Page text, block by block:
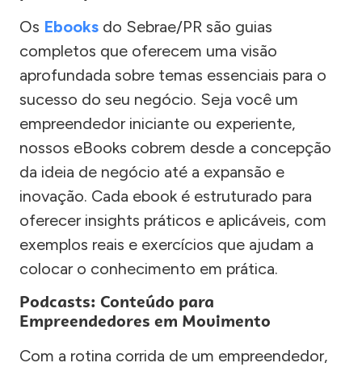
Os Ebooks do Sebrae/PR são guias
completos que oferecem uma visão
aprofundada sobre temas essenciais para o
sucesso do seu negócio. Seja você um
empreendedor iniciante ou experiente,
nossos eBooks cobrem desde a concepção
da ideia de negócio até a expansão e
inovação. Cada ebook é estruturado para
oferecer insights práticos e aplicáveis, com
exemplos reais e exercícios que ajudam a
colocar o conhecimento em prática.
Podcasts: Conteúdo para
Empreendedores em Movimento
Com a rotina corrida de um empreendedor,